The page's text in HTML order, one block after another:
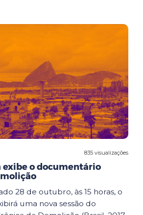
835 visualizações
exibe o documentário
28 de outubro, às 15 horas, o
uma nova sessão do